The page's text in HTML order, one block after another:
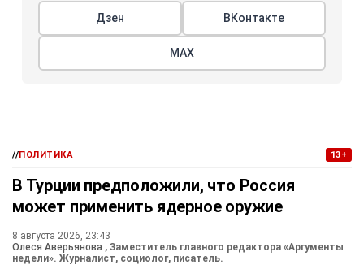
Дзен ВКонтакте
МАХ
//ПОЛИТИКА 13+
В Турции предположили, что Россия
может применить ядерное оружие
8 августа 2026, 23:43
Олеся Аверьянова , Заместитель главного редактора «Аргументы
недели». Журналист, социолог, писатель.